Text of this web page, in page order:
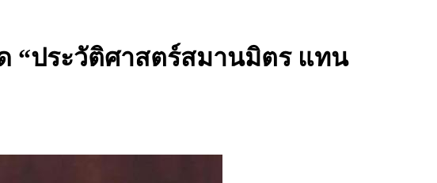
“ประวัติศาสตร์สมานมิตร แทน